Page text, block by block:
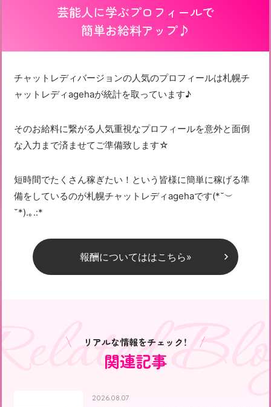
芸能人に学ぶプロフィールで
簡単お給料アップ♪
チャットレディバージョンの人気のプロフィールは札幌チ
ャットレディagehaが統計を取っています♪
そのお給料に繋がる人気重視なプロフィールを意外と面倒
な入力まで済ませてご準備致します☆
短時間でたくさん稼ぎたい！という皆様に簡単に稼げる準
備をしているのが札幌チャットレディagehaです(*˘︶
˘*).｡.:*
報酬についてははこちら»
関連記事
リアルな情報をチェック！
2026.08.07